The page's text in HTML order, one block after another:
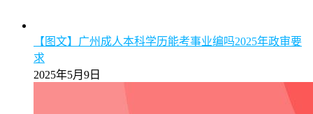
【图文】广州成人本科学历能考事业编吗2025年政审要
求
2025年5月9日